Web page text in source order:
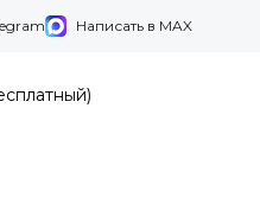
Написать в MAX